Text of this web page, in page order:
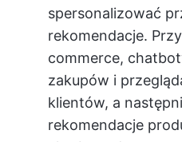
spersonalizować
rekomendacje.
commerce,
zakupów i
klientów, a
rekomendacje